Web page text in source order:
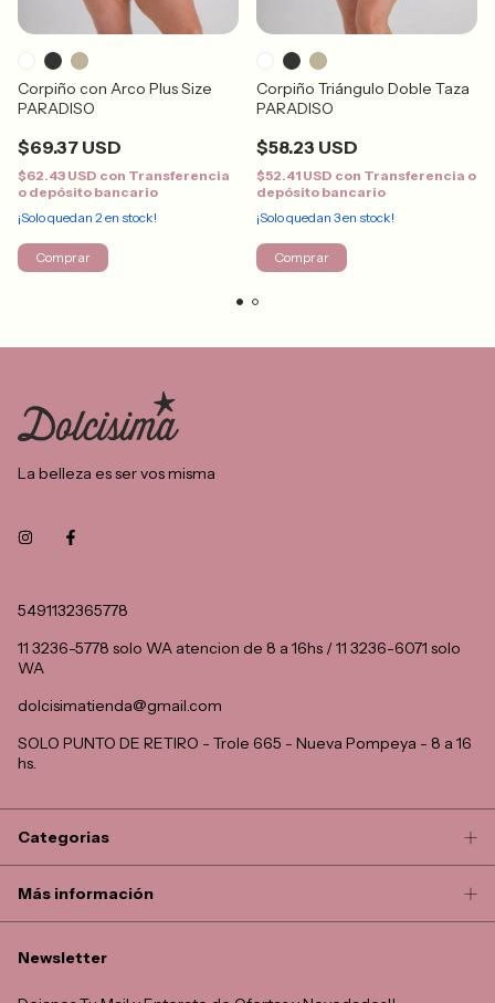
Corpiño con Arco Plus Size
PARADISO
$69.37 USD
$62.43 USD con Transferencia
o depósito bancario
¡Solo quedan 2en stock!
Comprar
Corpiño Triángulo Doble Taza
PARADISO
$58.23 USD
$52.41 USD con Transferencia o
depósito bancario
¡Solo quedan 3en stock!
Comprar
La belleza es ser vos misma
5491132365778
11 3236-5778 solo WA atencion de 8 a 16hs / 11 3236-6071 solo
WA
dolcisimatienda@gmail.com
SOLO PUNTO DE RETIRO - Trole 665 - Nueva Pompeya - 8 a 16
hs.
Categorias
Más información
Newsletter